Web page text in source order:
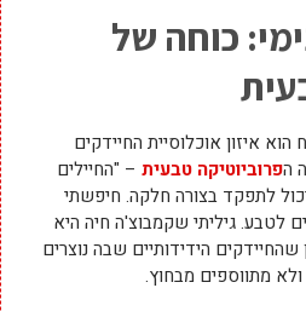
כוחה של
איזון אוכלוסיית החיידקים
הפרוביוטיקה טבעית – "החיילים
לתפקד בצורה חלקה. חיפשתי
לטבע. גיליתי שקמבוצ'ה חיה היא
שהחיידקים הידידותיים שבה נוצרים
מתווספים מבחוץ.